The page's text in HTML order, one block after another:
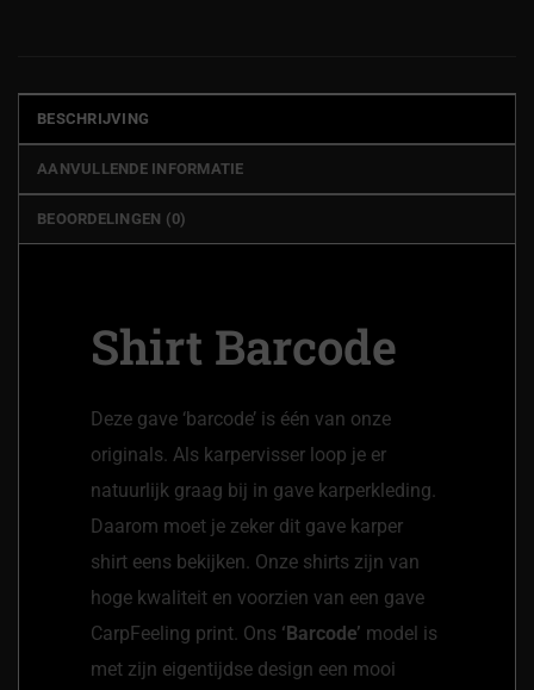
BESCHRIJVING
AANVULLENDE INFORMATIE
BEOORDELINGEN (0)
Shirt Barcode
Deze gave ‘barcode’ is één van onze
originals. Als karpervisser loop je er
natuurlijk graag bij in gave karperkleding.
Daarom moet je zeker dit gave karper
shirt eens bekijken. Onze shirts zijn van
hoge kwaliteit en voorzien van een gave
CarpFeeling print. Ons ‘Barcode’ model is
met zijn eigentijdse design een mooi